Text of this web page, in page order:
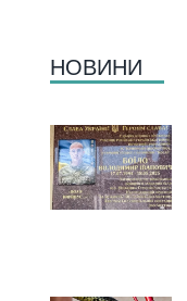
НОВИНИ